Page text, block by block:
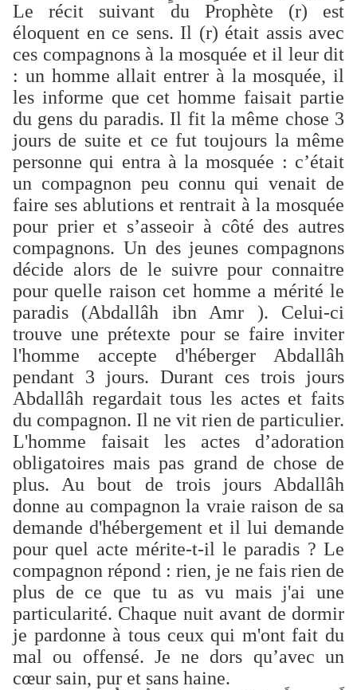
Le récit suivant du Prophète (r) est
éloquent en ce sens. Il (r) était assis avec
ces compagnons à la mosquée et il leur dit
: un homme allait entrer à la mosquée, il
les informe que cet homme faisait partie
du gens du paradis. Il fit la même chose 3
jours de suite et ce fut toujours la même
personne qui entra à la mosquée : c’était
un compagnon peu connu qui venait de
faire ses ablutions et rentrait à la mosquée
pour prier et s’asseoir à côté des autres
compagnons. Un des jeunes compagnons
décide alors de le suivre pour connaitre
pour quelle raison cet homme a mérité le
paradis (Abdallâh ibn Amr ). Celui-ci
trouve une prétexte pour se faire inviter
l'homme accepte d'héberger Abdallâh
pendant 3 jours. Durant ces trois jours
Abdallâh regardait tous les actes et faits
du compagnon. Il ne vit rien de particulier.
L'homme faisait les actes d’adoration
obligatoires mais pas grand de chose de
plus. Au bout de trois jours Abdallâh
donne au compagnon la vraie raison de sa
demande d'hébergement et il lui demande
pour quel acte mérite-t-il le paradis ? Le
compagnon répond : rien, je ne fais rien de
plus de ce que tu as vu mais j'ai une
particularité. Chaque nuit avant de dormir
je pardonne à tous ceux qui m'ont fait du
mal ou offensé. Je ne dors qu’avec un
cœur sain, pur et sans haine.